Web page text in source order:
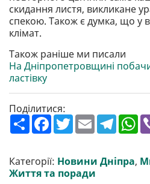
скидання листя, викликане
спекою. Також є думка, що у
клімат.
Також раніше ми писали
На Дніпропетровщині
ластівку
Поділитися:
П
о
р
и
т
F
a
b
o
o
T
w
t
e
r
E
m
l
T
e
g
r
W
h
s
A
Категорії: Новини Дніпра,
Життя та поради